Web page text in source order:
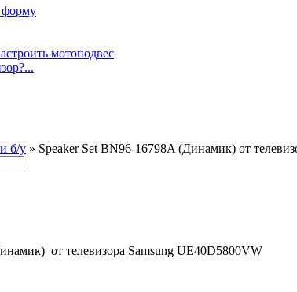
форму
мотоподвес
б/у » Speaker Set BN96-16798A (Динамик) от
от телевизора Samsung UE40D5800VW